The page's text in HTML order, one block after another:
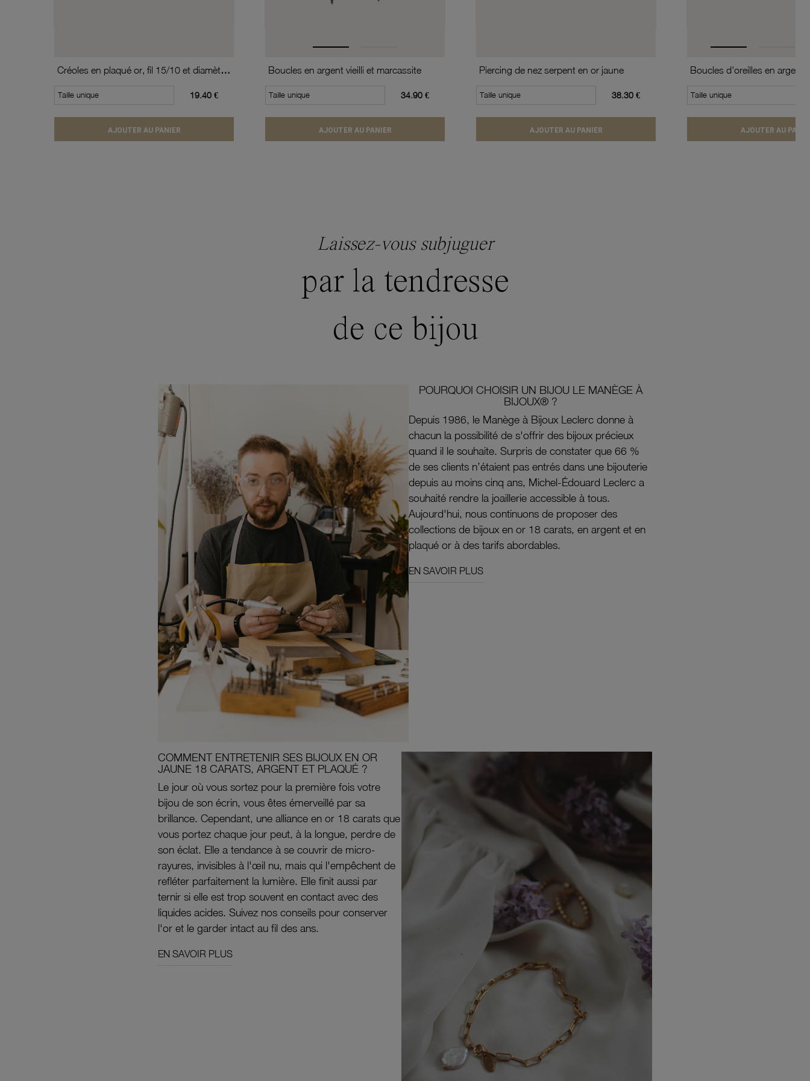
Créoles en plaqué or, fil 15/10 et diamètre 20 mm
Taille unique 19.40 €
AJOUTER AU PANIER
Boucles en argent vieilli et marcassite
Taille unique 34.90 €
AJOUTER AU PANIER
Piercing de nez serpent en or jaune
Taille unique 38.30 €
AJOUTER AU PANIER
Boucles d'oreilles en argent
Taille unique
AJOUTER AU
Laissez-vous subjuguer
par la tendresse
de ce bijou
POURQUOI CHOISIR UN BIJOU LE MANÈGE À
BIJOUX® ?
Depuis 1986, le Manège à Bijoux Leclerc donne à
chacun la possibilité de s'offrir des bijoux précieux
quand il le souhaite. Surpris de constater que 66 %
de ses clients n’étaient pas entrés dans une bijouterie
depuis au moins cinq ans, Michel-Édouard Leclerc a
souhaité rendre la joaillerie accessible à tous.
Aujourd'hui, nous continuons de proposer des
collections de bijoux en or 18 carats, en argent et en
plaqué or à des tarifs abordables.
EN SAVOIR PLUS
COMMENT ENTRETENIR SES BIJOUX EN OR
JAUNE 18 CARATS, ARGENT ET PLAQUÉ ?
Le jour où vous sortez pour la première fois votre
bijou de son écrin, vous êtes émerveillé par sa
brillance. Cependant, une alliance en or 18 carats que
vous portez chaque jour peut, à la longue, perdre de
son éclat. Elle a tendance à se couvrir de micro-
rayures, invisibles à l'œil nu, mais qui l'empêchent de
refléter parfaitement la lumière. Elle finit aussi par
ternir si elle est trop souvent en contact avec des
liquides acides. Suivez nos conseils pour conserver
l'or et le garder intact au fil des ans.
EN SAVOIR PLUS